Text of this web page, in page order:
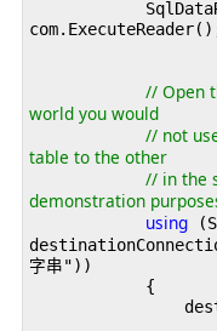
// Open
world you would
// not
table to the other
// in the
demonstration
using
字串"))